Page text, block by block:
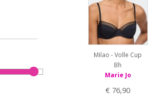
Milao - Volle Cup
Bh
Marie Jo
€ 76,90